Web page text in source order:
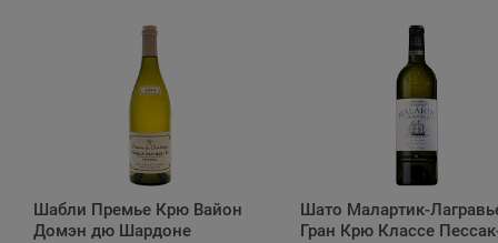
Шабли Премье Крю Вайон
Домэн дю Шардоне
Шато Малартик-
Гран Крю Классе